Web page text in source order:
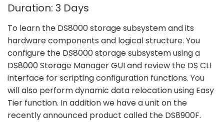
Duration: 3 Days
To learn the DS8000 storage subsystem and its
hardware components and logical structure. You
configure the DS8000 storage subsystem using a
DS8000 Storage Manager GUI and review the DS CLI
interface for scripting configuration functions. You
will also perform dynamic data relocation using Easy
Tier function. In addition we have a unit on the
recently announced product called the DS8900F.